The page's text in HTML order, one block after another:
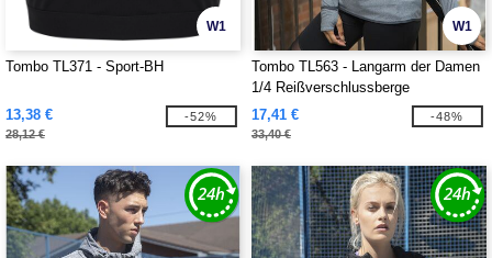
W1
Tombo TL371 - Sport-BH
13,38 €
28,12 €
-52%
W1
Tombo TL563 - Langarm der Damen
1/4 Reißverschlussberge
17,41 €
33,40 €
-48%